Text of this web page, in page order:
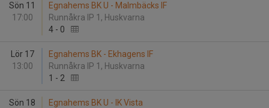
Sön 11
17:00
Egnahems BK U - Malmbäcks IF
Runnåkra IP 1, Huskvarna
4 - 0
Lör 17
13:00
Egnahems BK - Ekhagens IF
Runnåkra IP 1, Huskvarna
1 - 2
Sön 18
Egnahems BK U - IK Vista